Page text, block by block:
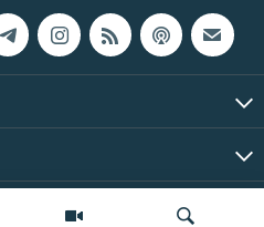
RL, Inc. | Все права защищены.